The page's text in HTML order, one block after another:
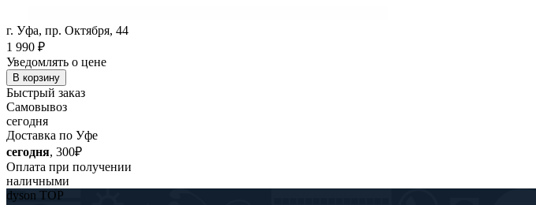
г. Уфа, пр. Октября, 44
1 990 ₽
Уведомлять о цене
В корзину
Быстрый заказ
Самовывоз
сегодня
Доставка по Уфе
сегодня, 300₽
Оплата при получении
наличными
dyson TOP